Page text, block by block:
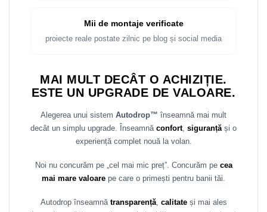
Rame Adaptoare Porsche
Rame adaptoare Citroen
Rame adaptoare Mazda
Rame adaptoare Kia
Mii de montaje verificate
proiecte reale postate zilnic pe blog și social media
MAI MULT DECÂT O ACHIZIȚIE.
ESTE UN UPGRADE DE VALOARE.
Alegerea unui sistem Autodrop™ înseamnă mai mult
decât un simplu upgrade. Înseamnă confort, siguranțăși o
experiență complet nouă la volan.
Noi nu concurăm pe „cel mai mic preț”. Concurăm pe cea
mai mare valoare pe care o primești pentru banii tăi.
Autodrop înseamnă transparență, calitateși mai ales